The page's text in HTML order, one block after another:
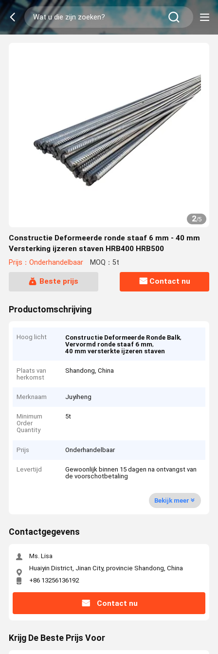
2/5
Constructie Deformeerde ronde staaf 6 mm - 40 mm
Versterking ijzeren staven HRB400 HRB500
Prijs：Onderhandelbaar MOQ：5t
Beste prijs Contact nu
Productomschrijving
Hoog licht Constructie Deformeerde Ronde Balk,
Vervormd ronde staaf 6 mm,
40 mm versterkte ijzeren staven
Plaats van
herkomst
Shandong, China
Merknaam Juyiheng
Minimum
Order
Quantity
5t
Prijs Onderhandelbaar
Levertijd
Gewoonlijk binnen 15 dagen na ontvangst van
de voorschotbetaling
Bekijk meer
Contactgegevens
Ms. Lisa
Huaiyin District, Jinan City, provincie Shandong, China
+86 13256136192
Contact nu
Krijg De Beste Prijs Voor